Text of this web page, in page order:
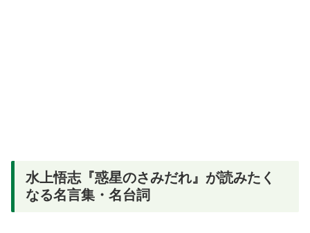
水上悟志『惑星のさみだれ』が読みたく
なる名言集・名台詞